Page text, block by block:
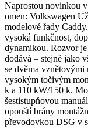
Naprostou novinkou
omen: Volkswagen
modelové řady
vysoká funkčnost,
dynamikou. Rozvor
dodává – stejně jako
se dvěma
vysokým točivým
k a 110 kW/150 k.
šestistupňovou
opouští brány
převodovkou DSG v